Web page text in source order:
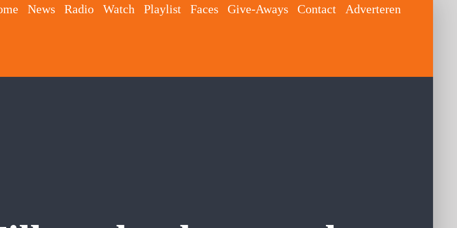
News Radio Watch Playlist Faces Give-Aways Contact Adverteren